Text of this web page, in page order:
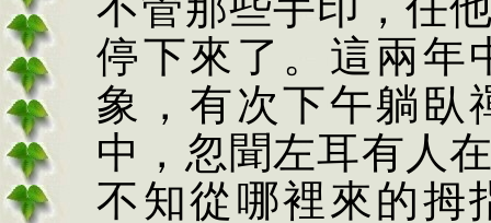
停下來了。這兩年
象，有次下午躺臥
中，忽聞左耳有人
不知從哪裡來的拇